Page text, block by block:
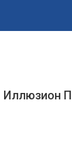
Иллюзион